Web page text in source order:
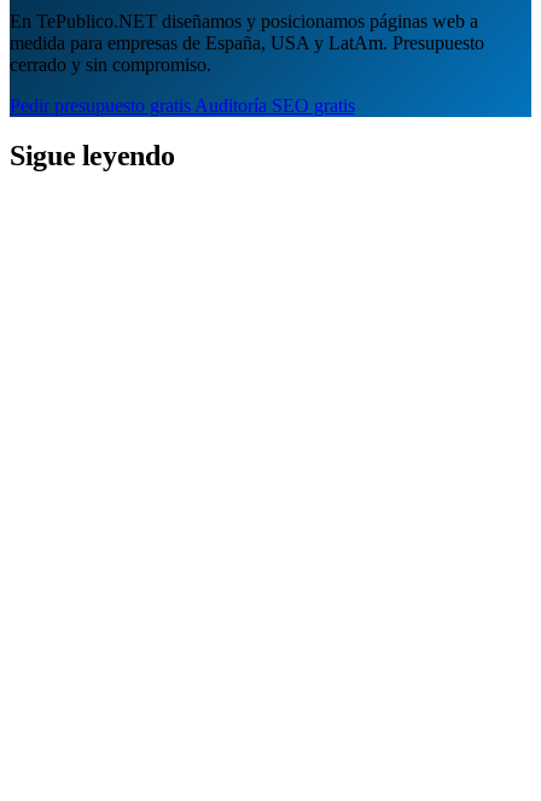
En TePublico.NET diseñamos y posicionamos páginas web a
medida para empresas de España, USA y LatAm. Presupuesto
cerrado y sin compromiso.
Pedir presupuesto gratis Auditoría SEO gratis
Sigue leyendo